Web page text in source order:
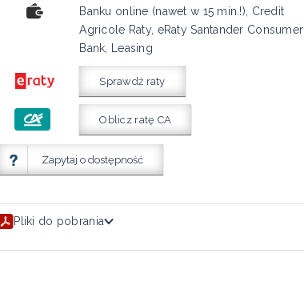
Banku online (nawet w 15 min.!), Credit
Agricole Raty, eRaty Santander Consumer
Bank, Leasing
Sprawdź raty
Oblicz ratę CA
Zapytaj o dostępność
Pliki do pobrania